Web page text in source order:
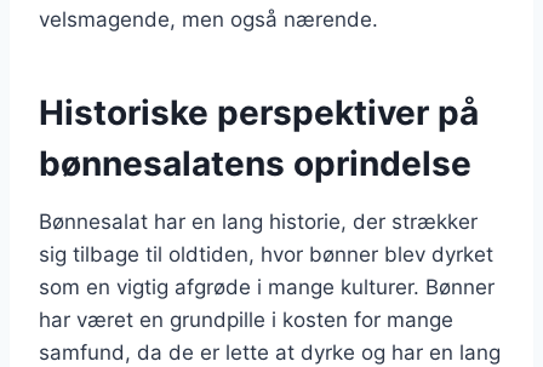
velsmagende, men også nærende.
Historiske perspektiver på
bønnesalatens oprindelse
Bønnesalat har en lang historie, der strækker
sig tilbage til oldtiden, hvor bønner blev dyrket
som en vigtig afgrøde i mange kulturer. Bønner
har været en grundpille i kosten for mange
samfund, da de er lette at dyrke og har en lang